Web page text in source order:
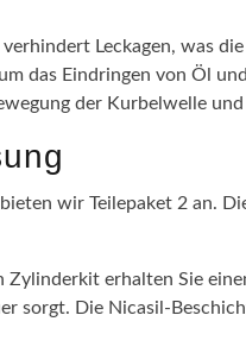
Leckagen, was
das Eindringen von Öl
der Kurbelwelle
wir Teilepaket 2 an.
Zylinderkit erhalten Sie
sorgt. Die Nicasil-